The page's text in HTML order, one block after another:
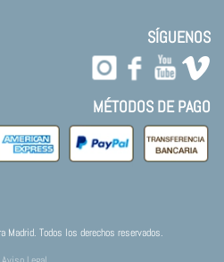
SÍGUENOS
MÉTODOS DE PAGO
Todos los derechos reservados.